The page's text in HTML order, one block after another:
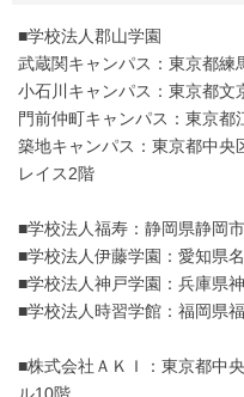
■学校法人郡山学園
武蔵関キャンパス：東京都練
小石川キャンパス：東京都文
門前仲町キャンパス：東京都
築地キャンパス：東京都中
レイス2階
■学校法人福寿：静岡県静岡
■学校法人伊藤学園：愛知県
■学校法人神戸学園：兵庫県
■学校法人時習学館：福岡県
■株式会社ＡＫＩ：東京都中